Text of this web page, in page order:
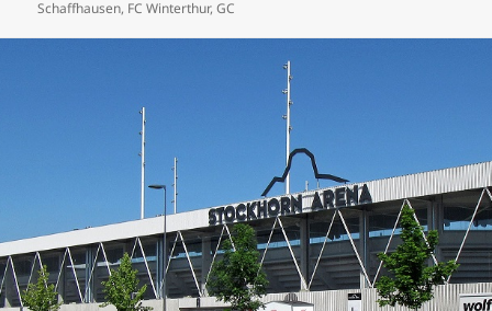
am
Schaffhausen, FC Winterthur,GC